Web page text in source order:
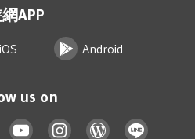
APP
iOS Android
us on